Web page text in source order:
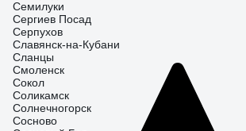
Семилуки
Сергиев Посад
Серпухов
Славянск-на-Кубани
Сланцы
Смоленск
Сокол
Соликамск
Солнечногорск
Сосново